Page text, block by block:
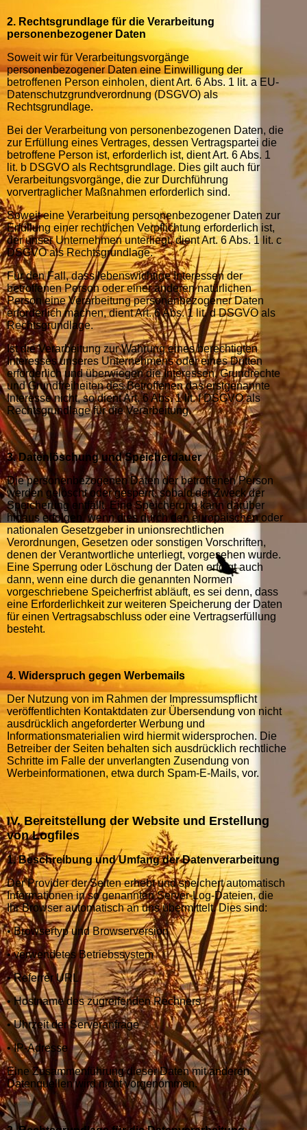
2. Rechtsgrundlage für die Verarbeitung
personenbezogener Daten
Soweit wir für Verarbeitungsvorgänge
personenbezogener Daten eine Einwilligung der
betroffenen Person einholen, dient Art. 6 Abs. 1 lit. a EU-
Datenschutzgrundverordnung (DSGVO) als
Rechtsgrundlage.
Bei der Verarbeitung von personenbezogenen Daten, die
zur Erfüllung eines Vertrages, dessen Vertragspartei die
betroffene Person ist, erforderlich ist, dient Art. 6 Abs. 1
lit. b DSGVO als Rechtsgrundlage. Dies gilt auch für
Verarbeitungsvorgänge, die zur Durchführung
vorvertraglicher Maßnahmen erforderlich sind.
Soweit eine Verarbeitung personenbezogener Daten zur
Erfüllung einer rechtlichen Verpflichtung erforderlich ist,
der unser Unternehmen unterliegt, dient Art. 6 Abs. 1 lit. c
DSGVO als Rechtsgrundlage.
Für den Fall, dass lebenswichtige Interessen der
betroffenen Person oder einer anderen natürlichen
Person eine Verarbeitung personenbezogener Daten
erforderlich machen, dient Art. 6 Abs. 1 lit. d DSGVO als
Rechtsgrundlage.
Ist die Verarbeitung zur Wahrung eines berechtigten
Interesses unseres Unternehmens oder eines Dritten
erforderlich und überwiegen die Interessen, Grundrechte
und Grundfreiheiten des Betroffenen das erstgenannte
Interesse nicht, so dient Art. 6 Abs. 1 lit. f DSGVO als
Rechtsgrundlage für die Verarbeitung.
3. Datenlöschung und Speicherdauer
Die personenbezogenen Daten der betroffenen Person
werden gelöscht oder gesperrt, sobald der Zweck der
Speicherung entfällt. Eine Speicherung kann darüber
hinaus erfolgen, wenn dies durch den europäischen oder
nationalen Gesetzgeber in unionsrechtlichen
Verordnungen, Gesetzen oder sonstigen Vorschriften,
denen der Verantwortliche unterliegt, vorgesehen wurde.
Eine Sperrung oder Löschung der Daten erfolgt auch
dann, wenn eine durch die genannten Normen
vorgeschriebene Speicherfrist abläuft, es sei denn, dass
eine Erforderlichkeit zur weiteren Speicherung der Daten
für einen Vertragsabschluss oder eine Vertragserfüllung
besteht.
4. Widerspruch gegen Werbemails
Der Nutzung von im Rahmen der Impressumspflicht
veröffentlichten Kontaktdaten zur Übersendung von nicht
ausdrücklich angeforderter Werbung und
Informationsmaterialien wird hiermit widersprochen. Die
Betreiber der Seiten behalten sich ausdrücklich rechtliche
Schritte im Falle der unverlangten Zusendung von
Werbeinformationen, etwa durch Spam-E-Mails, vor.
IV. Bereitstellung der Website und Erstellung
von Logfiles
1. Beschreibung und Umfang der Datenverarbeitung
Der Provider der Seiten erhebt und speichert automatisch
Informationen in so genannten Server-Log-Dateien, die
Ihr Browser automatisch an uns übermittelt. Dies sind:
• Browsertyp und Browserversion
• verwendetes Betriebssystem
• Referrer URL
• Hostname des zugreifenden Rechners
• Uhrzeit der Serveranfrage
• IP-Adresse
Eine Zusammenführung dieser Daten mit anderen
Datenquellen wird nicht vorgenommen.